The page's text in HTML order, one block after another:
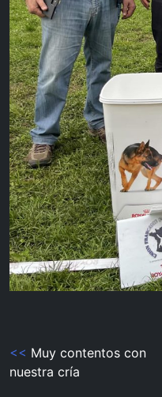
Navegación
de
<< Muy contentos con
nuestra cría